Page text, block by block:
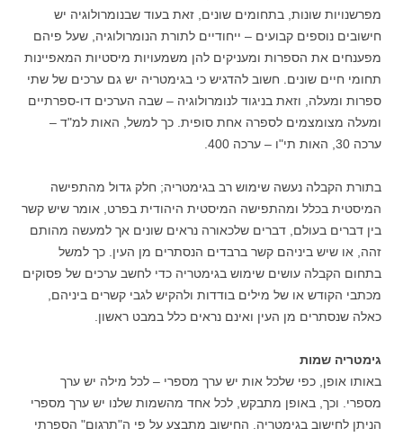
מפרשנויות שונות, בתחומים שונים, זאת בעוד שבנומרולוגיה יש
חישובים נוספים קבועים – ייחודיים לתורת הנומרולוגיה, שעל פיהם
מפענחים את הספרות ומעניקים להן משמעויות מיסטיות המאפיינות
תחומי חיים שונים. חשוב להדגיש כי בגימטריה יש גם ערכים של שתי
ספרות ומעלה, וזאת בניגוד לנומרולוגיה – שבה הערכים דו-ספרתיים
ומעלה מצומצמים לספרה אחת סופית. כך למשל, האות למ"ד –
ערכה 30, האות תי"ו – ערכה 400.
בתורת הקבלה נעשה שימוש רב בגימטריה; חלק גדול מהתפישה
המיסטית בכלל ומהתפישה המיסטית היהודית בפרט, אומר שיש קשר
בין דברים בעולם, דברים שלכאורה נראים שונים אך למעשה מהותם
זהה, או שיש ביניהם קשר ברבדים הנסתרים מן העין. כך למשל
בתחום הקבלה עושים שימוש בגימטריה כדי לחשב ערכים של פסוקים
מכתבי הקודש או של מילים בודדות ולהקיש לגבי קשרים ביניהם,
כאלה שנסתרים מן העין ואינם נראים כלל במבט ראשון.
גימטריה שמות
באותו אופן, כפי שלכל אות יש ערך מספרי – לכל מילה יש ערך
מספרי. וכך, באופן מתבקש, לכל אחד מהשמות שלנו יש ערך מספרי
הניתן לחישוב בגימטריה. החישוב מתבצע על פי ה"תרגום" הספרתי